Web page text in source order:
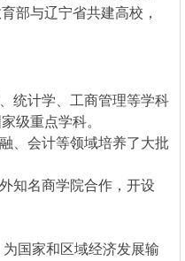
部与辽宁省共建高校，
计学、工商管理等学科
级重点学科。
会计等领域培养了大批
知名商学院合作，开设
国家和区域经济发展输